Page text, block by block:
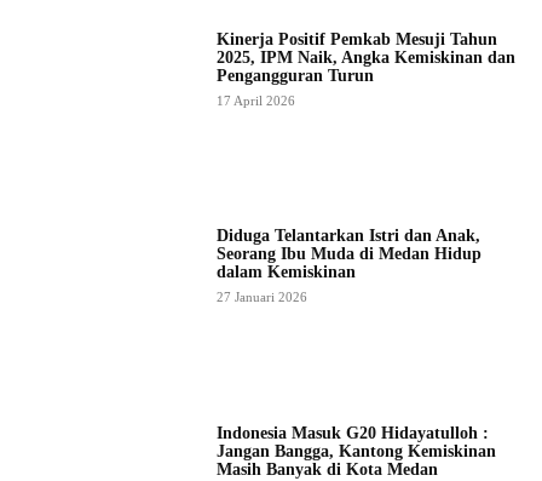
Kinerja Positif Pemkab Mesuji Tahun
2025, IPM Naik, Angka Kemiskinan dan
Pengangguran Turun
17 April 2026
Diduga Telantarkan Istri dan Anak,
Seorang Ibu Muda di Medan Hidup
dalam Kemiskinan
27 Januari 2026
Indonesia Masuk G20 Hidayatulloh :
Jangan Bangga, Kantong Kemiskinan
Masih Banyak di Kota Medan